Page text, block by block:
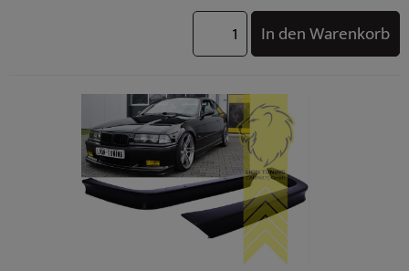
In den Warenkorb